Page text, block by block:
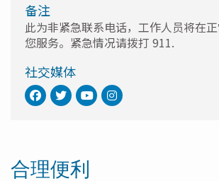
备注
此为非紧急联系电话，工作人员将在
您服务。紧急情况请拨打 911.
社交媒体
合理便利